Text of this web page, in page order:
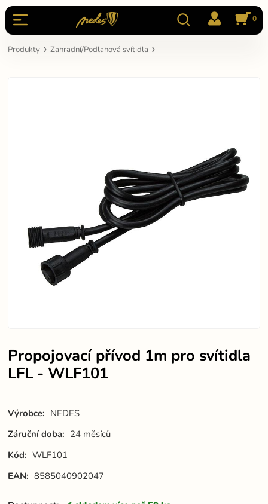
0
Produkty Zahradní/Podlahová svítidla
Propojovací přívod 1m pro svítidla
LFL - WLF101
Výrobce: NEDES
Záruční doba: 24 měsíců
Kód: WLF101
EAN: 8585040902047